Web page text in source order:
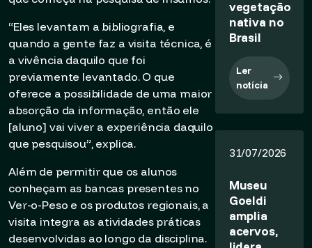
“Eles levantam a bibliografia, e
quando a gente faz a visita técnica, é
a vivência daquilo que foi
previamente levantado. O que
oferece a possibilidade de uma maior
absorção da informação, então ele
[aluno] vai viver a experiência daquilo
que pesquisou”, explica.
Além de permitir que os alunos
conheçam as bancas presentes no
Ver-o-Peso e os produtos regionais, a
visita integra as atividades práticas
desenvolvidas ao longo da disciplina.
vegetação
nativa no
Brasil
Ler
notícia
31/07/2026
Museu
Goeldi
amplia
acervos,